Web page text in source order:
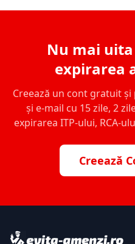
Nu mai
expirarea
Creează un cont gratuit
și e-mail cu 15 zile, 2
expirarea ITP-ului, RCA-
Creează